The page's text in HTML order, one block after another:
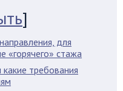
]
для
«горячего» стажа
требования